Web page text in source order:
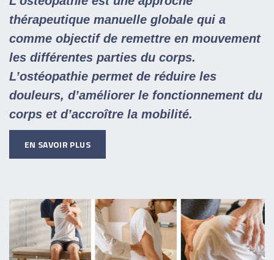
thérapeutique manuelle globale qui a
comme objectif de remettre en mouvement
les différentes parties du corps.
L’ostéopathie permet de réduire les
douleurs, d’améliorer le fonctionnement du
corps et d’accroître la mobilité.
EN SAVOIR PLUS